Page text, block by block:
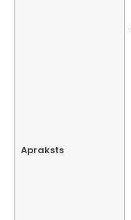
Apraksts